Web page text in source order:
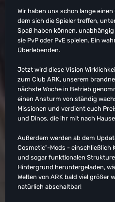
Wir haben uns schon lange
dem sich die Spieler treffen,
Spaß haben können,
sie PvP oder PvE spielen. Ein
Überlebenden.
Jetzt wird diese Vision
zum Club ARK, unserem
nächste Woche in Betrieb
einen Ansturm von ständig
Missionen und verdient euch
und Dinos, die ihr mit nach
Außerdem werden ab dem
Cosmetic"-Mods - einschließlich
und sogar funktionalen
Hintergrund heruntergeladen,
Welten von ARK bald viel größer
natürlich abschaltbar!